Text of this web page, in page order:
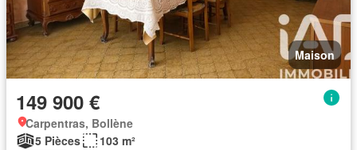
Maison
149 900 €
Carpentras, Bollène
5 Pièces
103 m²